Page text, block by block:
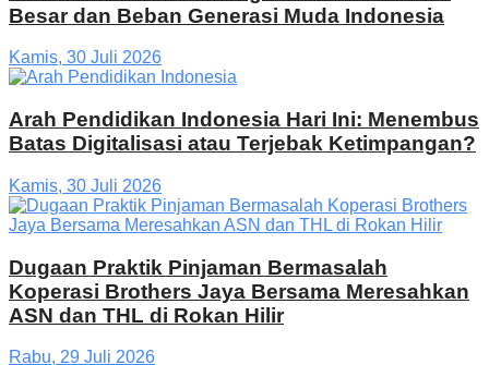
Besar dan Beban Generasi Muda Indonesia
Kamis, 30 Juli 2026
Arah Pendidikan Indonesia Hari Ini: Menembus
Batas Digitalisasi atau Terjebak Ketimpangan?
Kamis, 30 Juli 2026
Dugaan Praktik Pinjaman Bermasalah
Koperasi Brothers Jaya Bersama Meresahkan
ASN dan THL di Rokan Hilir
Rabu, 29 Juli 2026